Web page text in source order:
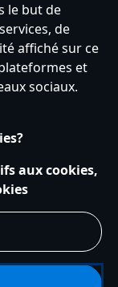
le but de
de
affiché sur ce
et
sociaux.
aux cookies,